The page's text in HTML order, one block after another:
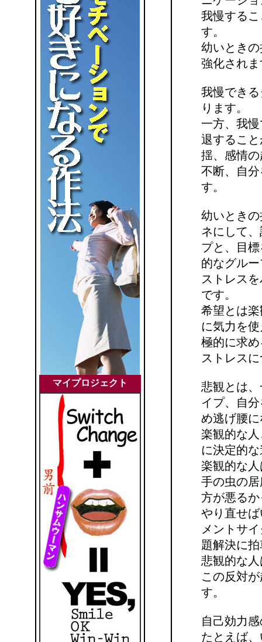
マイプロジェクト
我慢する
す。
幼いとき
強化され
我慢でき
ります。
一方、我
退するこ
揺、感情
不断、自
す。
幼いとき
ネにして
プと、目
的なグル
ストレス
です。
希望とは
に気力を
極的に求
ストレス
悲観とは
イプ、自
め逃げ腰
楽観的な
に決定的
楽観的な
手の虫の
方が悪る
やり直せ
メントサ
題解決に
悲観的な
この反対
す。
自己効力
たとえば